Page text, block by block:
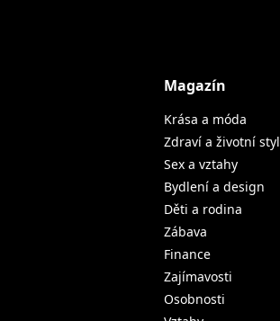
Magazín
Krása a móda
Zdraví a životní styl
Sex a vztahy
Bydlení a design
Děti a rodina
Zábava
Finance
Zajímavosti
Osobnosti